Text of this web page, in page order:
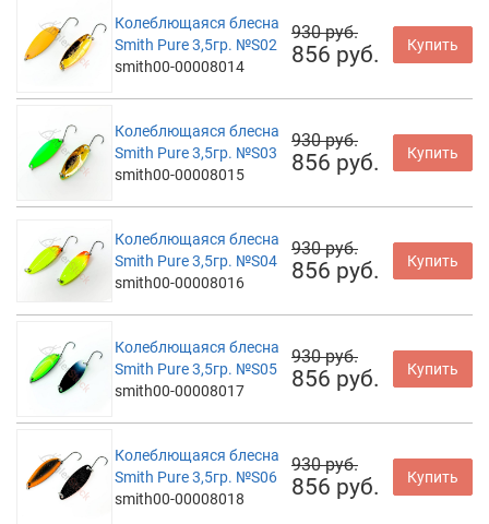
Колеблющаяся блесна
Smith Pure 3,5гр. №S02
smith00-00008014
930 руб.
856 руб. Купить
Колеблющаяся блесна
Smith Pure 3,5гр. №S03
smith00-00008015
930 руб.
856 руб. Купить
Колеблющаяся блесна
Smith Pure 3,5гр. №S04
smith00-00008016
930 руб.
856 руб. Купить
Колеблющаяся блесна
Smith Pure 3,5гр. №S05
smith00-00008017
930 руб.
856 руб. Купить
Колеблющаяся блесна
Smith Pure 3,5гр. №S06
smith00-00008018
930 руб.
856 руб. Купить